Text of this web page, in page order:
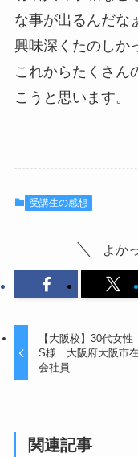
な事が出るんだな
興味深くたのしか
これからたくさん
こうと思います。
受講生の感想
よか
【大阪校】30代女
S様 大阪府大阪市
会社員
関連記事